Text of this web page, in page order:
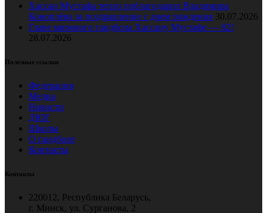
Хассан Мустафа тепло поблагодарил Владимира
Коноплёва за поздравление с днем рождения 30.07.2026
Главе мирового гандбола Хассану Мустафе — 82!
28.07.2026
Полезные ссылки
Федерация
Медиа
Новости
ДЮГ
Школы
О гандболе
Контакты
Контакты
220012, Республика Беларусь,
г. Минск, ул. Сурганова, 2